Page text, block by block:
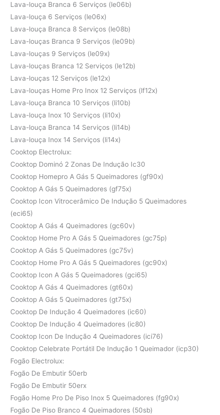
Lava-louça Branca 6 Serviços (le06b)
Lava-louça 6 Serviços (le06x)
Lava-louça Branca 8 Serviços (le08b)
Lava-louças Branca 9 Serviços (le09b)
Lava-louças 9 Serviços (le09x)
Lava-louças Branca 12 Serviços (le12b)
Lava-louças 12 Serviços (le12x)
Lava-louças Home Pro Inox 12 Serviços (lf12x)
Lava-louça Branca 10 Serviços (li10b)
Lava-louça Inox 10 Serviços (li10x)
Lava-louça Branca 14 Serviços (li14b)
Lava-louça Inox 14 Serviços (li14x)
Cooktop Electrolux:
Cooktop Dominó 2 Zonas De Indução Ic30
Cooktop Homepro A Gás 5 Queimadores (gf90x)
Cooktop A Gás 5 Queimadores (gf75x)
Cooktop Icon Vitrocerâmico De Indução 5 Queimadores
(eci65)
Cooktop A Gás 4 Queimadores (gc60v)
Cooktop Home Pro A Gás 5 Queimadores (gc75p)
Cooktop A Gás 5 Queimadores (gc75v)
Cooktop Home Pro A Gás 5 Queimadores (gc90x)
Cooktop Icon A Gás 5 Queimadores (gci65)
Cooktop A Gás 4 Queimadores (gt60x)
Cooktop A Gás 5 Queimadores (gt75x)
Cooktop De Indução 4 Queimadores (ic60)
Cooktop De Indução 4 Queimadores (ic80)
Cooktop Icon De Indução 4 Queimadores (ici76)
Cooktop Celebrate Portátil De Indução 1 Queimador (icp30)
Fogão Electrolux:
Fogão De Embutir 50erb
Fogão De Embutir 50erx
Fogão Home Pro De Piso Inox 5 Queimadores (fg90x)
Fogão De Piso Branco 4 Queimadores (50sb)